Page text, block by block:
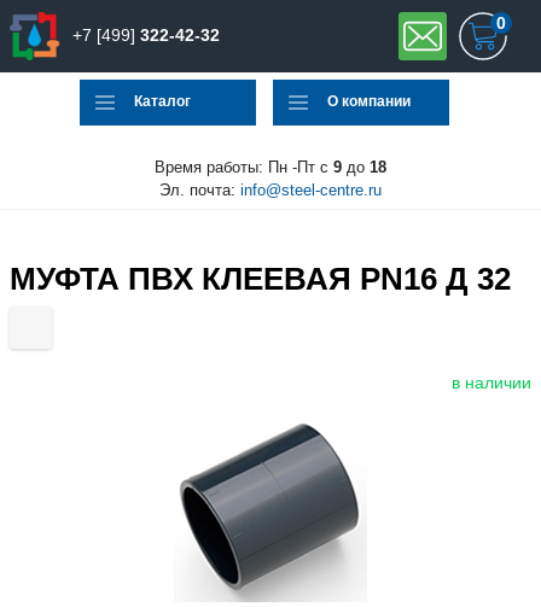
+7 [499] 322-42-32
0
Каталог О компании
Время работы: Пн -Пт с 9 до 18
Эл. почта: info@steel-centre.ru
МУФТА ПВХ КЛЕЕВАЯ PN16 Д 32
в наличии